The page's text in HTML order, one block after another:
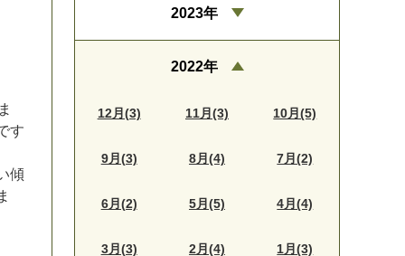
ま
す
傾
2023年
2022年
12月(3) 11月(3) 10月(5)
9月(3) 8月(4) 7月(2)
6月(2) 5月(5) 4月(4)
3月(3) 2月(4) 1月(3)